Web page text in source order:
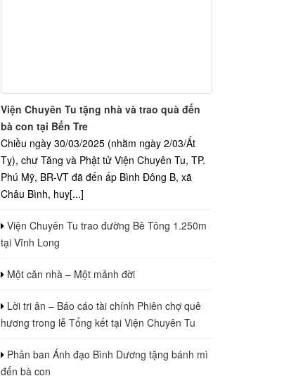
Viện Chuyên Tu tặng nhà và trao quà đến
bà con tại Bến Tre
Chiều ngày 30/03/2025 (nhằm ngày 2/03/Ất
Tỵ), chư Tăng và Phật tử Viện Chuyên Tu, TP.
Phú Mỹ, BR-VT đã đến ấp Bình Đông B, xã
Châu Bình, huy[...]
Viện Chuyên Tu trao đường Bê Tông 1.250m
tại Vĩnh Long
Một căn nhà – Một mảnh đời
Lời tri ân – Báo cáo tài chính Phiên chợ quê
hương trong lễ Tổng kết tại Viện Chuyên Tu
Phân ban Ánh đạo Bình Dương tặng bánh mì
đến bà con